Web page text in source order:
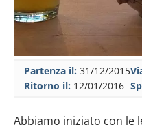
Partenza il: 31/12/2015
Ritorno il: 12/01/2016
Abbiamo iniziato con le